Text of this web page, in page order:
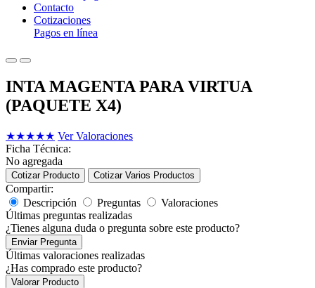
Contacto
Cotizaciones
Pagos en línea
INTA MAGENTA PARA VIRTUA
(PAQUETE X4)
★★★★★ Ver Valoraciones
Ficha Técnica:
No agregada
Cotizar Producto Cotizar Varios Productos
Compartir:
Descripción
Preguntas
Valoraciones
Últimas preguntas realizadas
¿Tienes alguna duda o pregunta sobre este producto?
Enviar Pregunta
Últimas valoraciones realizadas
¿Has comprado este producto?
Valorar Producto